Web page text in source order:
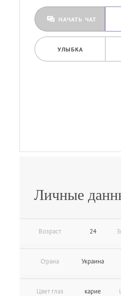
НАЧАТЬ ЧАТ
УЛЫБКА
Личные
Возраст 24
Страна Украина
Цвет глаз карие